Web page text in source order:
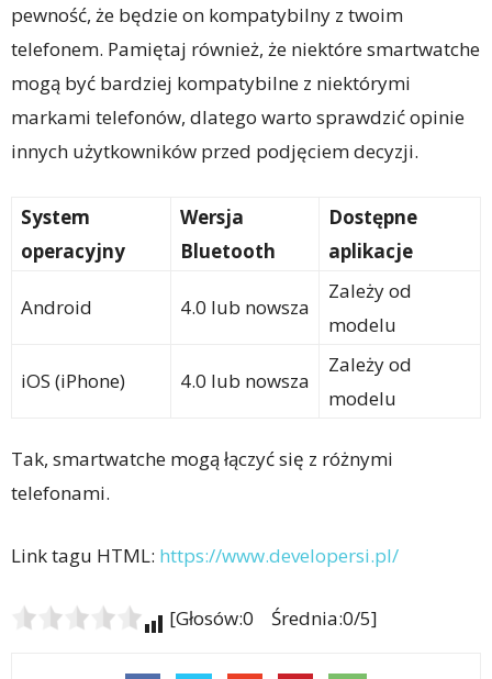
pewność, że będzie on kompatybilny z twoim
telefonem. Pamiętaj również, że niektóre smartwatche
mogą być bardziej kompatybilne z niektórymi
markami telefonów, dlatego warto sprawdzić opinie
innych użytkowników przed podjęciem decyzji.
System
operacyjny
Wersja
Bluetooth
Dostępne
aplikacje
Android 4.0 lub nowsza
Zależy od
modelu
iOS (iPhone) 4.0 lub nowsza
Zależy od
modelu
Tak, smartwatche mogą łączyć się z różnymi
telefonami.
Link tagu HTML: https://www.developersi.pl/
[Głosów:0 Średnia:0/5]